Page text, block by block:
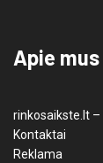
Apie mus
rinkosaikste.lt
Kontaktai
Reklama